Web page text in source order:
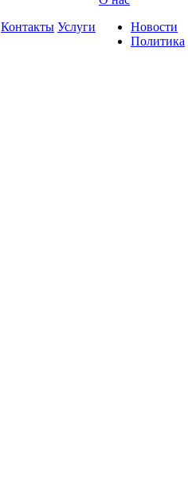
Контакты Услуги
Новости
Политика